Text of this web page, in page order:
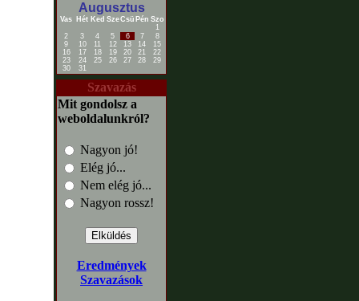
Augusztus
Vas Hét Ked SzeCsü Pén Szo
1
2
3 4 5 6 7
8
9
10 11 12 13 14
15
16
17 18 19 20 21
22
23
24 25 26 27 28
29
30
31
Szavazás
Mit gondolsz a
weboldalunkról?
Nagyon jó!
Elég jó...
Nem elég jó...
Nagyon rossz!
Eredmények
Szavazások